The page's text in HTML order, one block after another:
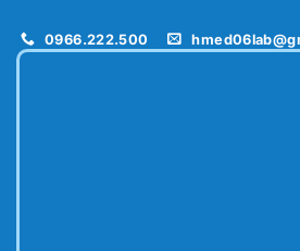
0966.222.500